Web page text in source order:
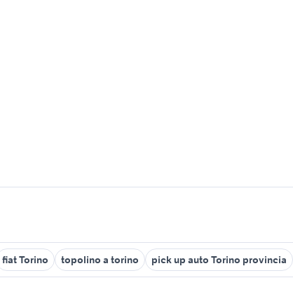
fiat Torino topolino a torino pick up auto Torino provincia